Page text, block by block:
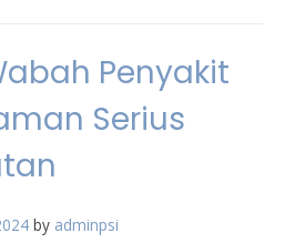
Penyakit
Serius
by adminpsi